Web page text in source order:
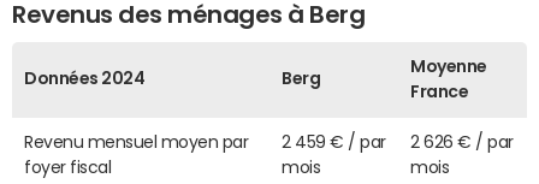
Revenus des ménages à Berg
Données 2024 Berg
Moyenne
France
Revenu mensuel moyen par
foyer fiscal
2 459 € / par
mois
2 626 € / par
mois